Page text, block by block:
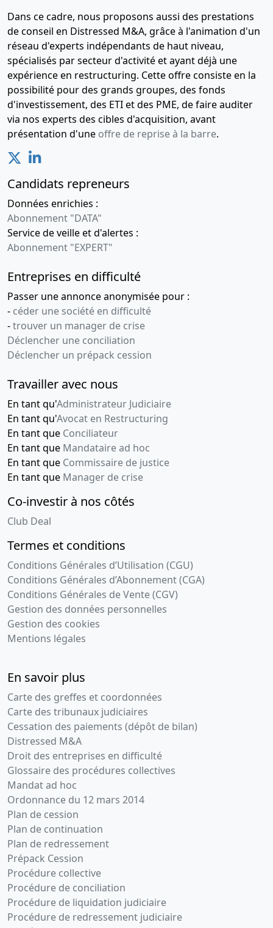
Dans ce cadre, nous proposons aussi des prestations
de conseil en Distressed M&A, grâce à l'animation d'un
réseau d'experts indépendants de haut niveau,
spécialisés par secteur d'activité et ayant déjà une
expérience en restructuring. Cette offre consiste en la
possibilité pour des grands groupes, des fonds
d'investissement, des ETI et des PME, de faire auditer
via nos experts des cibles d'acquisition, avant
présentation d'une offre de reprise à la barre.
Candidats repreneurs
Données enrichies :
Abonnement "DATA"
Service de veille et d'alertes :
Abonnement "EXPERT"
Entreprises en difficulté
Passer une annonce anonymisée pour :
- céder une société en difficulté
-trouver un manager de crise
Déclencher une conciliation
Déclencher un prépack cession
Travailler avec nous
En tant qu'Administrateur Judiciaire
En tant qu'Avocat en Restructuring
En tant que Conciliateur
En tant que Mandataire ad hoc
En tant que Commissaire de justice
En tant que Manager de crise
Co-investir à nos côtés
Club Deal
Termes et conditions
Conditions Générales d’Utilisation (CGU)
Conditions Générales d’Abonnement (CGA)
Conditions Générales de Vente (CGV)
Gestion des données personnelles
Gestion des cookies
Mentions légales
En savoir plus
Carte des greffes et coordonnées
Carte des tribunaux judiciaires
Cessation des paiements (dépôt de bilan)
Distressed M&A
Droit des entreprises en difficulté
Glossaire des procédures collectives
Mandat ad hoc
Ordonnance du 12 mars 2014
Plan de cession
Plan de continuation
Plan de redressement
Prépack Cession
Procédure collective
Procédure de conciliation
Procédure de liquidation judiciaire
Procédure de redressement judiciaire